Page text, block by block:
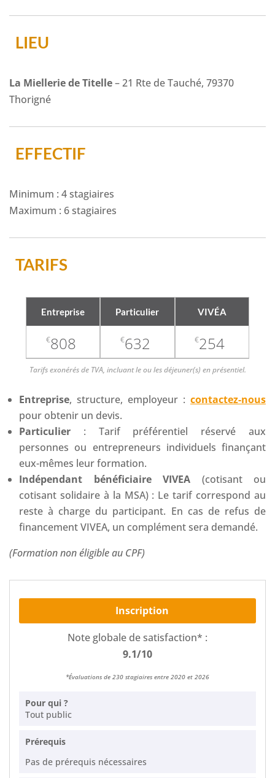
LIEU
La Miellerie de Titelle– 21 Rte de Tauché, 79370
Thorigné
EFFECTIF
Minimum : 4 stagiaires
Maximum : 6 stagiaires
TARIFS
Entreprise
€808
Particulier
€632
VIVÉA
€254
Tarifs exonérés de TVA, incluant le ou les déjeuner(s) en présentiel.
Entreprise, structure, employeur : contactez-nous
pour obtenir un devis.
Particulier : Tarif préférentiel réservé aux
personnes ou entrepreneurs individuels finançant
eux-mêmes leur formation.
Indépendant bénéficiaire VIVEA (cotisant ou
cotisant solidaire à la MSA) : Le tarif correspond au
reste à charge du participant. En cas de refus de
financement VIVEA, un complément sera demandé.
(Formation non éligible au CPF)
Inscription
Note globale de satisfaction* :
9.1/10
*Évaluations de 230 stagiaires entre 2020 et 2026
Pour qui ?
Tout public
Prérequis
Pas de prérequis nécessaires